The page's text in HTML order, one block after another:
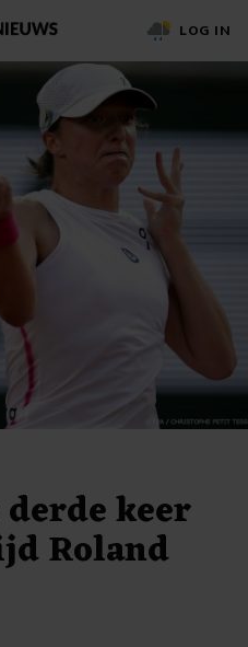
LOG IN
keer
Roland